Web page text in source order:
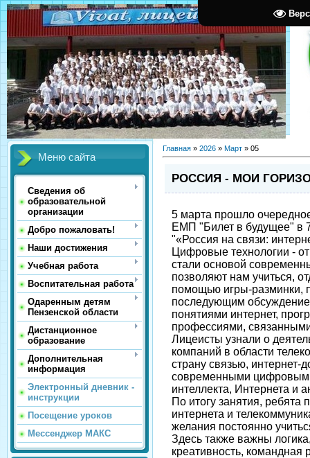
Меню сайта
Сведения об
образовательной
организации
Добро пожаловать!
Наши достижения
Учебная работа
Воспитательная работа
Одаренным детям
Пензенской области
Дистанционное
образование
Дополнительная
информация
Электронный дневник -
инструкции
Посещение уроков
Мессенджер МАКС
Главная » 2026 » Март » 05
РОССИЯ - МОИ
5 марта прошло
ЕМП "Билет в будущее" в
"«Россия на связи:
Цифровые технологии -
стали основой
позволяют нам учиться,
помощью игры-разминки,
последующим
понятиями интернет,
профессиями,
Лицеисты узнали о
компаний в области
страну связью, интернет-
современными
интеллекта, Интернета и
По итогу занятия,
интернета и
желания постоянно
Здесь также важны
креативность, командная